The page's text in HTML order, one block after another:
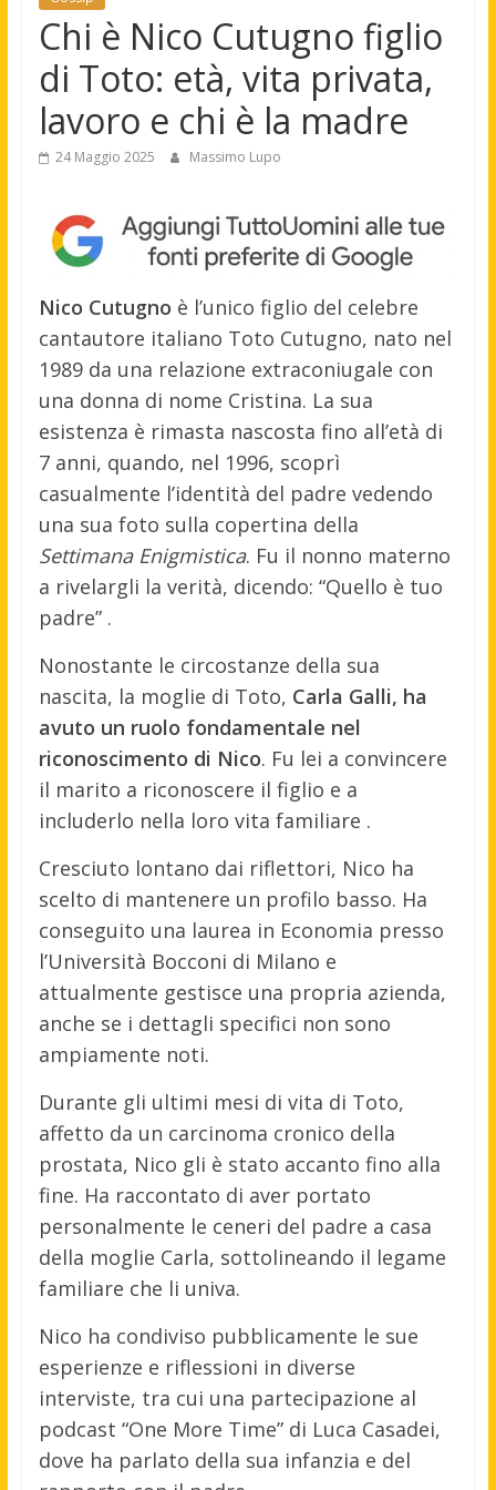
Chi è Nico Cutugno figlio
di Toto: età, vita privata,
lavoro e chi è la madre
24 Maggio 2025 Massimo Lupo
Nico Cutugno è l’unico figlio del celebre
cantautore italiano Toto Cutugno, nato nel
1989 da una relazione extraconiugale con
una donna di nome Cristina. La sua
esistenza è rimasta nascosta fino all’età di
7 anni, quando, nel 1996, scoprì
casualmente l’identità del padre vedendo
una sua foto sulla copertina della
Settimana Enigmistica. Fu il nonno materno
a rivelargli la verità, dicendo: “Quello è tuo
padre”.
Nonostante le circostanze della sua
nascita, la moglie di Toto, Carla Galli, ha
avuto un ruolo fondamentale nel
riconoscimento di Nico. Fu lei a convincere
il marito a riconoscere il figlio e a
includerlo nella loro vita familiare .
Cresciuto lontano dai riflettori, Nico ha
scelto di mantenere un profilo basso. Ha
conseguito una laurea in Economia presso
l’Università Bocconi di Milano e
attualmente gestisce una propria azienda,
anche se i dettagli specifici non sono
ampiamente noti.
Durante gli ultimi mesi di vita di Toto,
affetto da un carcinoma cronico della
prostata, Nico gli è stato accanto fino alla
fine. Ha raccontato di aver portato
personalmente le ceneri del padre a casa
della moglie Carla, sottolineando il legame
familiare che li univa.
Nico ha condiviso pubblicamente le sue
esperienze e riflessioni in diverse
interviste, tra cui una partecipazione al
podcast “One More Time” di Luca Casadei,
dove ha parlato della sua infanzia e del